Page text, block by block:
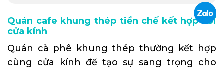
Quán cafe khung thép tiền chế kết hợp với
cửa kính
Quán cà phê khung thép thường kết hợp
cùng cửa kính để tạo sự sang trọng cho